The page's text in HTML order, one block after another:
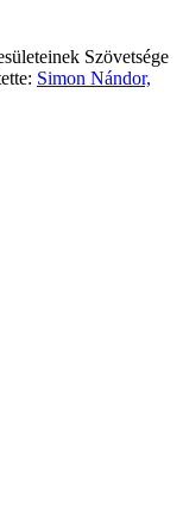
Szövetsége
Simon Nándor,